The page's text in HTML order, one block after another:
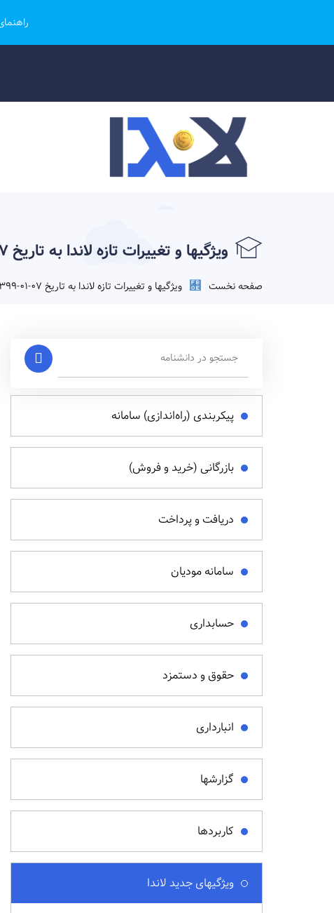
ویژگیها و تغییرات تازه لاندا به تاریخ 07-01-1399
صفحه نخست ویژگیها و تغییرات تازه لاندا به تاریخ 07-01-1399
پیکربندی (راه‌اندازی) سامانه
بازرگانی (خرید و فروش)
دریافت و پرداخت
سامانه مودیان
حسابداری
حقوق و دستمزد
انبارداری
گزارشها
کاربردها
ویژگیهای جدید لاندا